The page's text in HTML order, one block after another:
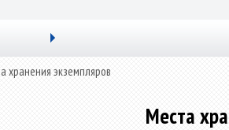
хранения экземпляров
Места